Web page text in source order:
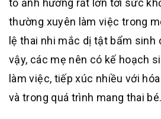
tố ảnh hưởng rất lớn tới sức
thường xuyên làm việc trong
lệ thai nhi mắc dị tật bẩm sinh
vậy, các mẹ nên có kế hoạch
làm việc, tiếp xúc nhiều với
và trong quá trình mang thai bé.